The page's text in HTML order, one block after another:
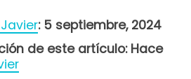
: 5 septiembre, 2024
de este artículo: Hace